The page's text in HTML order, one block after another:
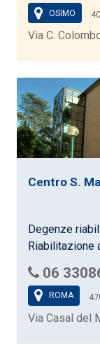
OSIMO
Via C.
Centro S.
Degenze
Riabilitazione
06
ROMA
Via Casal del